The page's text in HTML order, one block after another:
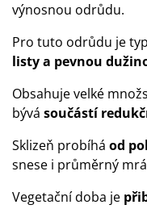
výnosnou odrůdu.
Pro tuto odrůdu je
listy a pevnou
Obsahuje velké
bývá součástí
Sklizeň probíhá od
snese i průměrný
Vegetační doba je